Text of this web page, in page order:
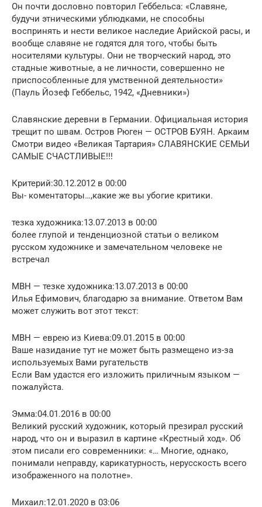
Он почти дословно повторил Геббельса: «Славяне,
будучи этническими ублюдками, не способны
воспринять и нести великое наследие Арийской расы, и
вообще славяне не годятся для того, чтобы быть
носителями культуры. Они не творческий народ, это
стадные животные, а не личности, совершенно не
приспособленные для умственной деятельности»
(Пауль Йозеф Геббельс, 1942, «Дневники»)
Славянские деревни в Германии. Официальная история
трещит по швам. Остров Рюген — ОСТРОВ БУЯН. Аркаим
Смотри видео «Великая Тартария» СЛАВЯНСКИЕ СЕМЬИ
САМЫЕ СЧАСТЛИВЫЕ!!!
Критерий:30.12.2012 в 00:00
Вы- коментаторы…,какие же вы убогие критики.
тезка художника:13.07.2013 в 00:00
более глупой и тенденциозной статьи о великом
русском художнике и замечательном человеке не
встречал
МВН — тезке художника:13.07.2013 в 00:00
Илья Ефимович, благодарю за внимание. Ответом Вам
может служить вот этот текст:
МВН — еврею из Киева:09.01.2015 в 00:00
Ваше назидание тут не может быть размещено из-за
используемых Вами ругательств
Если Вам удастся его изложить приличным языком —
пожалуйста.
Эмма:04.01.2016 в 00:00
Великий русский художник, который презирал русский
народ, что он и выразил в картине «Крестный ход». Об
этом писали его современники: «… Многие, однако,
понимали неправду, карикатурность, нерусскость всего
изображенного на полотне».
Михаил:12.01.2020 в 03:06